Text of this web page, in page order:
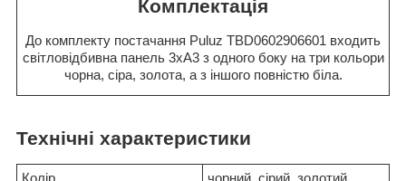
Комплектація
До комплекту постачання Puluz TBD0602906601 входить
світловідбивна панель 3xА3 з одного боку на три кольори
чорна, сіра, золота, а з іншого повністю біла.
Технічні характеристики
Колір
чорний, сірий, золотий,